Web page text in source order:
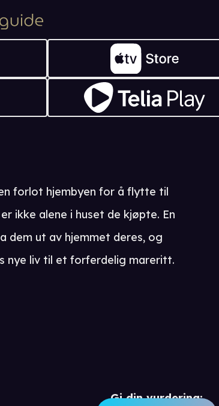
Gi din vurdering:
forlot hjembyen for å flytte til
ikke alene i huset de kjøpte. En
dem ut av hjemmet deres, og
nye liv til et forferdelig mareritt.